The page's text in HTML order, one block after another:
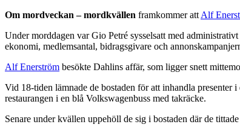
Om mordveckan – mordkvällen framkommer att Alf
Under morddagen var Gio Petré sysselsatt med
ekonomi, medlemsantal, bidragsgivare och
Alf Enerström besökte Dahlins affär, som ligger snett
Vid 18-tiden lämnade de bostaden för att inhandla
restaurangen i en blå Volkswagenbuss med takräcke.
Senare under kvällen uppehöll de sig i bostaden där de